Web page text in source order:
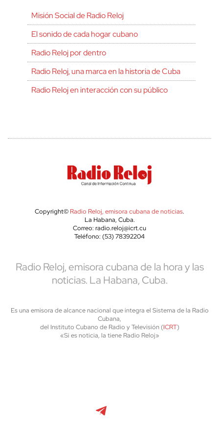
Misión Social de Radio Reloj
El sonido de cada hogar cubano
Radio Reloj por dentro
Radio Reloj, una marca en la historia de Cuba
Radio Reloj en interacción con su público
Copyright© Radio Reloj, emisora cubana de noticias.
La Habana, Cuba.
Correo: radio.reloj@icrt.cu
Teléfono: (53) 78392204
Radio Reloj, emisora cubana de la hora y las
noticias. La Habana, Cuba.
Es una emisora de alcance nacional que integra el Sistema de la Radio
Cubana,
del Instituto Cubano de Radio y Televisión (ICRT)
«Si es noticia, la tiene Radio Reloj»